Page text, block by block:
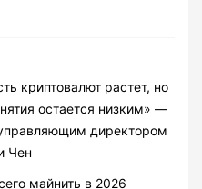
криптовалют растет, но
остается низким» —
директором
Чен
майнить в 2026